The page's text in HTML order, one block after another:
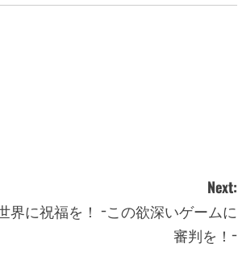
Next:
界に祝福を！ −この欲深いゲームに
審判を！−